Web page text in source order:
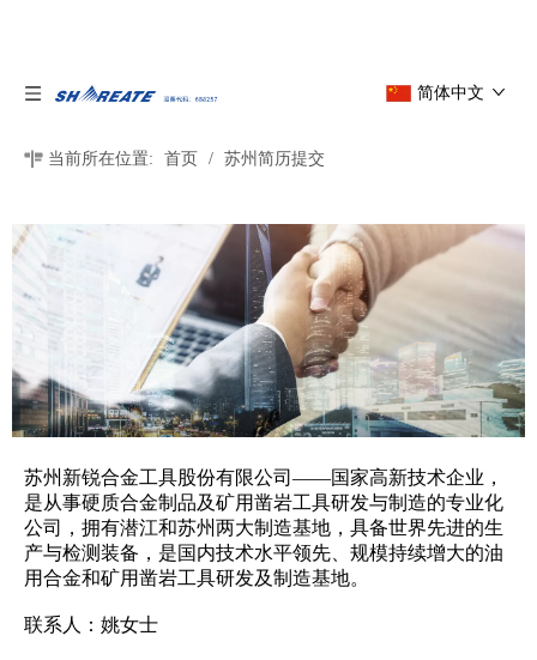
简体中文
当前所在位置: 首页 / 苏州简历提交
苏州新锐合金工具股份有限公司——国家高新技术企业，
是从事硬质合金制品及矿用凿岩工具研发与制造的专业化
公司，拥有潜江和苏州两大制造基地，具备世界先进的生
产与检测装备，是国内技术水平领先、规模持续增大的油
用合金和矿用凿岩工具研发及制造基地。
联系人：姚女士